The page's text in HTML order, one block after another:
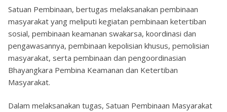
Satuan Pembinaan, bertugas melaksanakan pembinaan
masyarakat yang meliputi kegiatan pembinaan ketertiban
sosial, pembinaan keamanan swakarsa, koordinasi dan
pengawasannya, pembinaan kepolisian khusus, pemolisian
masyarakat, serta pembinaan dan pengoordinasian
Bhayangkara Pembina Keamanan dan Ketertiban
Masyarakat.
Dalam melaksanakan tugas, Satuan Pembinaan Masyarakat